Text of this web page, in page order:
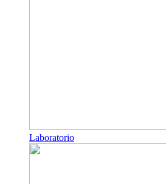
Laboratorio